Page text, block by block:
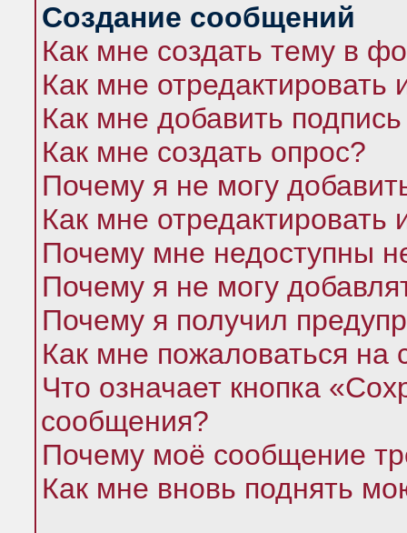
Создание сообщений
Как мне создать тему в
Как мне
Как мне добавить
Как мне создать опрос?
Почему я не могу
Как мне отредактировать
Почему мне недоступны
Почему я не могу
Почему я получил
Как мне пожаловаться
Что означает кнопка
сообщения?
Почему моё сообщение
Как мне вновь поднять